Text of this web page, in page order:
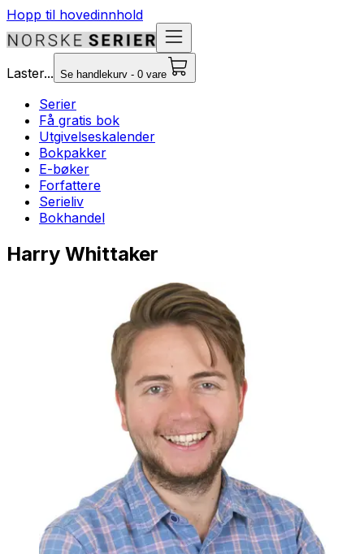
Hopp til hovedinnhold
Laster... Se handlekurv - 0 vare
Serier
Få gratis bok
Utgivelseskalender
Bokpakker
E-bøker
Forfattere
Serieliv
Bokhandel
Harry Whittaker